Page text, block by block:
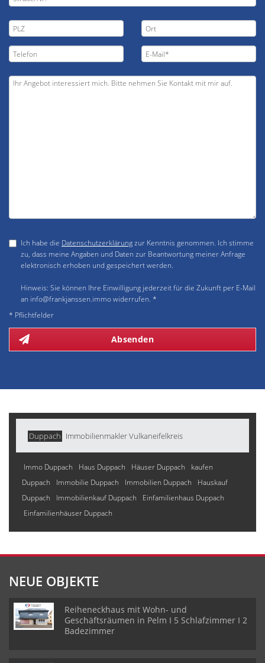
Ich habe die Datenschutzerklärungzur Kenntnis genommen. Ich stimme
zu, dass meine Angaben und Daten zur Beantwortung meiner Anfrage
elektronisch erhoben und gespeichert werden.
Hinweis: Sie können Ihre Einwilligung jederzeit für die Zukunft per E-Mail
an info@frankjanssen.immo widerrufen. *
* Pflichtfelder
Absenden
Duppach Immobilienmakler Vulkaneifelkreis
Immo Duppach Haus Duppach Häuser Duppach
kaufen
Duppach
Immobilie Duppach Immobilien Duppach
Hauskauf
Duppach
Immobilienkauf Duppach
Einfamilienhaus Duppach
Einfamilienhäuser Duppach
NEUE OBJEKTE
Reiheneckhaus mit Wohn- und
Geschäftsräumen in Pelm I 5 Schlafzimmer I 2
Badezimmer